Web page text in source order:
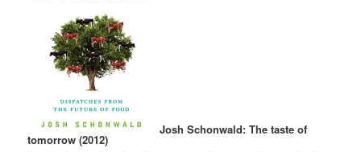
Josh Schonwald: The taste of
tomorrow (2012)